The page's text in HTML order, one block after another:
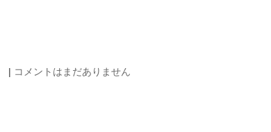
| コメントはまだありません